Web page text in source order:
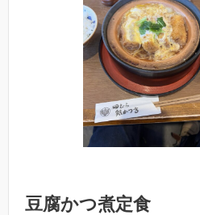
豆腐かつ煮定食